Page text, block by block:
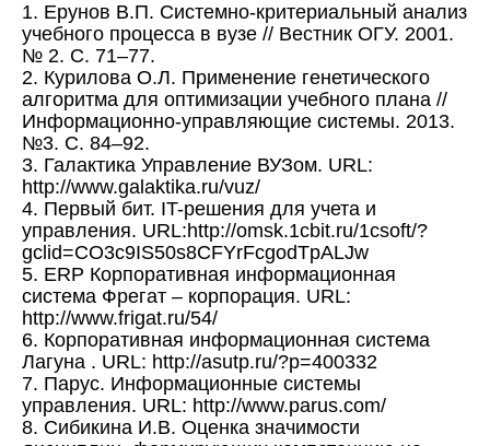
1. Ерунов В.П. Системно-критериальный анализ
учебного процесса в вузе // Вестник ОГУ. 2001.
№ 2. С. 71–77.
2. Курилова О.Л. Применение генетического
алгоритма для оптимизации учебного плана //
Информационно-управляющие системы. 2013.
№3. С. 84–92.
3. Галактика Управление ВУЗом. URL:
http://www.galaktika.ru/vuz/
4. Первый бит. IT-решения для учета и
управления. URL:http://omsk.1cbit.ru/1csoft/?
gclid=CO3c9IS50s8CFYrFcgodTpALJw
5. ERP Корпоративная информационная
система Фрегат – корпорация. URL:
http://www.frigat.ru/54/
6. Корпоративная информационная система
Лагуна . URL: http://asutp.ru/?p=400332
7. Парус. Информационные системы
управления. URL: http://www.parus.com/
8. Сибикина И.В. Оценка значимости